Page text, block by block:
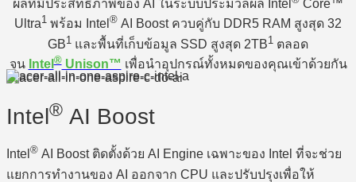
ผลที่มีประสิทธิภาพของ AI ในระบบประมวลผล Intel
Core™
Ultra1 พร้อม Intel ® AI Boost ควบคู่กับ DDR5 RAM สูงสุด 32
GB1 และพื้นที่เก็บข้อมูล SSD สูงสุด 2TB1 ตลอด
จน Intel®Unison™ เพื่อนำอุปกรณ์ทั้งหมดของคุณเข้าด้วยกัน
Intel® AI Boost
Intel ® AI Boost ติดตั้งด้วย AI Engine เฉพาะของ Intel ที่จะช่วย
แยกการทำงานของ AI ออกจาก CPU และปรับปรุงเพื่อให้